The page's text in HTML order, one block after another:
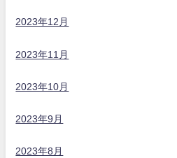
2023年12月
2023年11月
2023年10月
2023年9月
2023年8月